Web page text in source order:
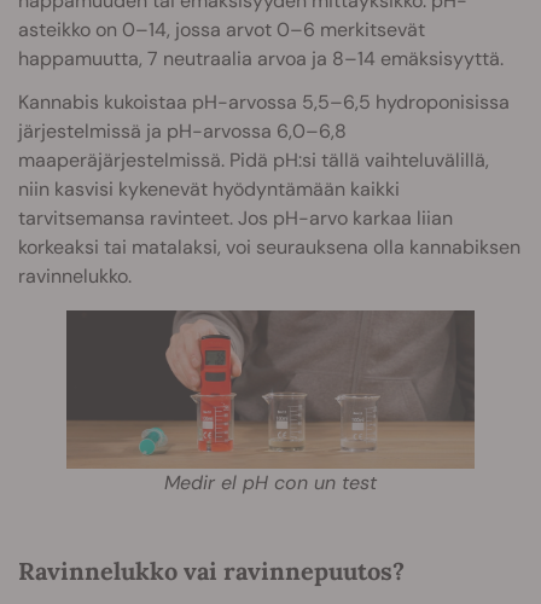
asteikko on 0–14, jossa arvot 0–6 merkitsevät
happamuutta, 7 neutraalia arvoa ja 8–14 emäksisyyttä.
Kannabis kukoistaa pH-arvossa 5,5–6,5 hydroponisissa
järjestelmissä ja pH-arvossa 6,0–6,8
maaperäjärjestelmissä. Pidä pH:si tällä vaihteluvälillä,
niin kasvisi kykenevät hyödyntämään kaikki
tarvitsemansa ravinteet. Jos pH-arvo karkaa liian
korkeaksi tai matalaksi, voi seurauksena olla kannabiksen
ravinnelukko.
Medir el pH con un test
Ravinnelukko vai ravinnepuutos?